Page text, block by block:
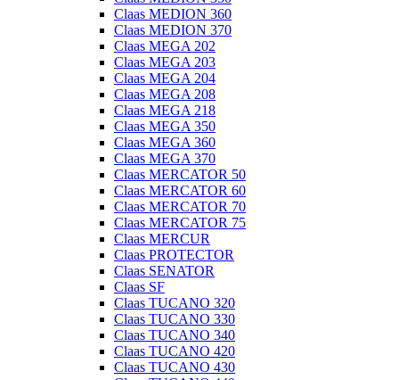
Claas MEDION 360
Claas MEDION 370
Claas MEGA 202
Claas MEGA 203
Claas MEGA 204
Claas MEGA 208
Claas MEGA 218
Claas MEGA 350
Claas MEGA 360
Claas MEGA 370
Claas MERCATOR 50
Claas MERCATOR 60
Claas MERCATOR 70
Claas MERCATOR 75
Claas MERCUR
Claas PROTECTOR
Claas SENATOR
Claas SF
Claas TUCANO 320
Claas TUCANO 330
Claas TUCANO 340
Claas TUCANO 420
Claas TUCANO 430